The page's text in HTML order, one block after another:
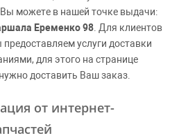
можете в нашей точке выдачи:
Еременко 98 . Для клиентов
услуги доставки
для этого на странице
доставить Ваш заказ.
от интернет-